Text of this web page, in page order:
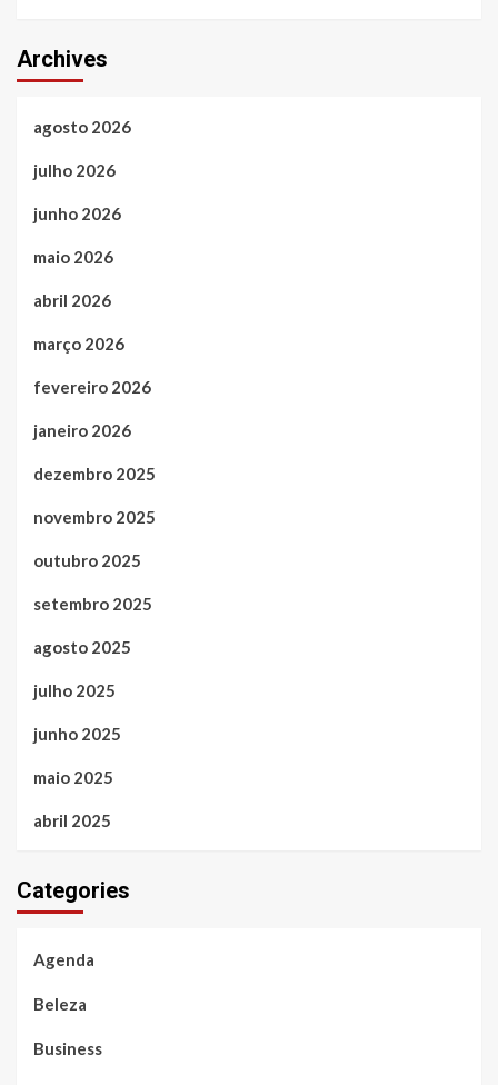
Archives
agosto 2026
julho 2026
junho 2026
maio 2026
abril 2026
março 2026
fevereiro 2026
janeiro 2026
dezembro 2025
novembro 2025
outubro 2025
setembro 2025
agosto 2025
julho 2025
junho 2025
maio 2025
abril 2025
Categories
Agenda
Beleza
Business